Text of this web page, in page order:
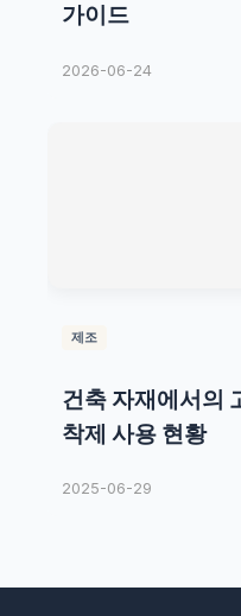
가이드
2026-06-24
제조
건축 자재에서의
착제 사용 현황
2025-06-29